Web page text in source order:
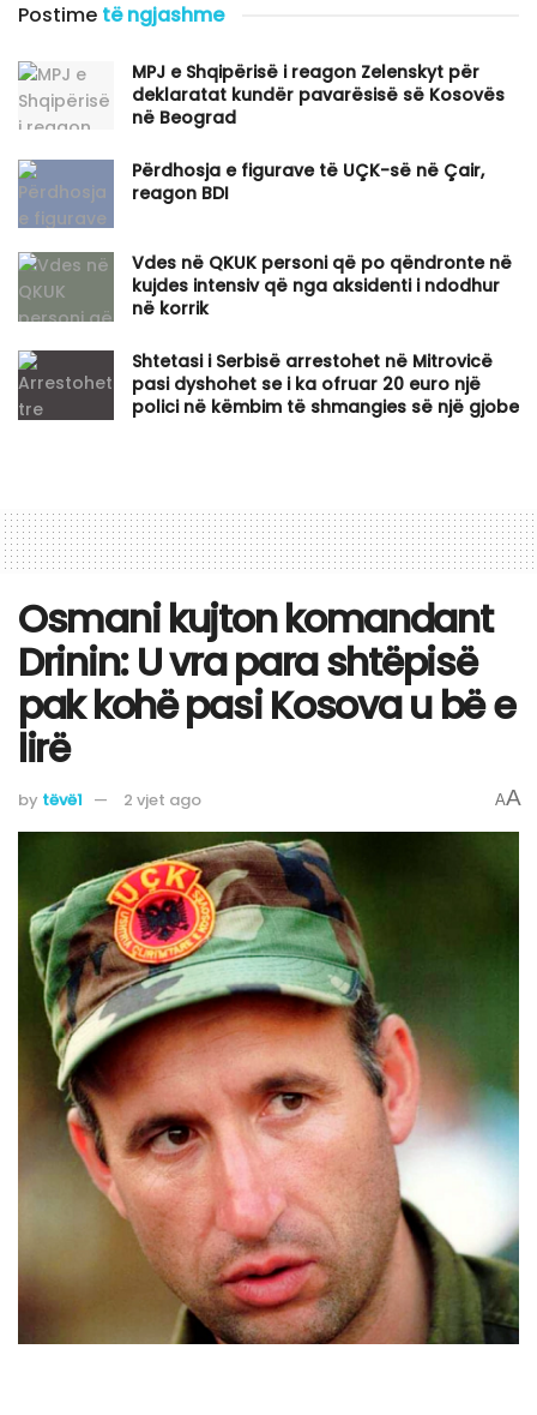
Postime të ngjashme
MPJ e Shqipërisë i reagon Zelenskyt për
deklaratat kundër pavarësisë së Kosovës
në Beograd
Përdhosja e figurave të UÇK-së në Çair,
reagon BDI
Vdes në QKUK personi që po qëndronte në
kujdes intensiv që nga aksidenti i ndodhur
në korrik
Shtetasi i Serbisë arrestohet në Mitrovicë
pasi dyshohet se i ka ofruar 20 euro një
polici në këmbim të shmangies së një gjobe
Osmani kujton komandant
Drinin: U vra para shtëpisë
pak kohë pasi Kosova u bë e
lirë
by tëvë1 2 vjet ago AA